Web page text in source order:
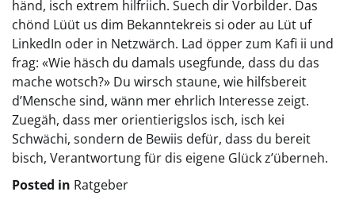
händ, isch extrem hilfriich. Suech dir Vorbilder. Das
chönd Lüüt us dim Bekanntekreis si oder au Lüt uf
LinkedIn oder in Netzwärch. Lad öpper zum Kafi ii und
frag: «Wie häsch du damals usegfunde, dass du das
mache wotsch?» Du wirsch staune, wie hilfsbereit
d’Mensche sind, wänn mer ehrlich Interesse zeigt.
Zuegäh, dass mer orientierigslos isch, isch kei
Schwächi, sondern de Bewiis defür, dass du bereit
bisch, Verantwortung für dis eigene Glück z’überneh.
Posted in Ratgeber